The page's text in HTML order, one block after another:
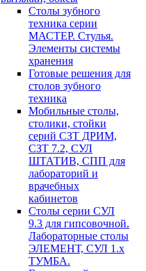
Столы зубного
техника серии
МАСТЕР. Стулья.
Элементы системы
хранения
Готовые решения для
столов зубного
техника
Мобильные столы,
столики, стойки
серий СЗТ ДРИМ,
СЗТ 7.2, СУЛ
ШТАТИВ, СПП для
лабораторий и
врачебных
кабинетов
Столы серии СУЛ
9.3 для гипсовочной.
Лабораторные столы
ЭЛЕМЕНТ, СУЛ 1.х
ТУМБА.